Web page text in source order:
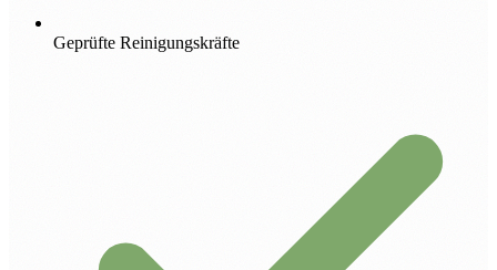
Geprüfte Reinigungskräfte